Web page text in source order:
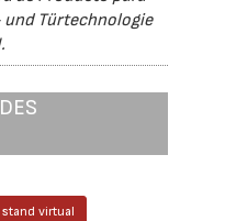
und Türtechnologie
stand virtual